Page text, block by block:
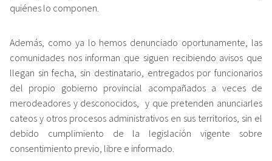
quiénes lo componen.
Además, como ya lo hemos denunciado oportunamente, las
comunidades nos informan que siguen recibiendo avisos que
llegan sin fecha, sin destinatario, entregados por funcionarios
del propio gobierno provincial acompañados a veces de
merodeadores y desconocidos, y que pretenden anunciarles
cateos y otros procesos administrativos en sus territorios, sin el
debido cumplimiento de la legislación vigente sobre
consentimiento previo, libre e informado.